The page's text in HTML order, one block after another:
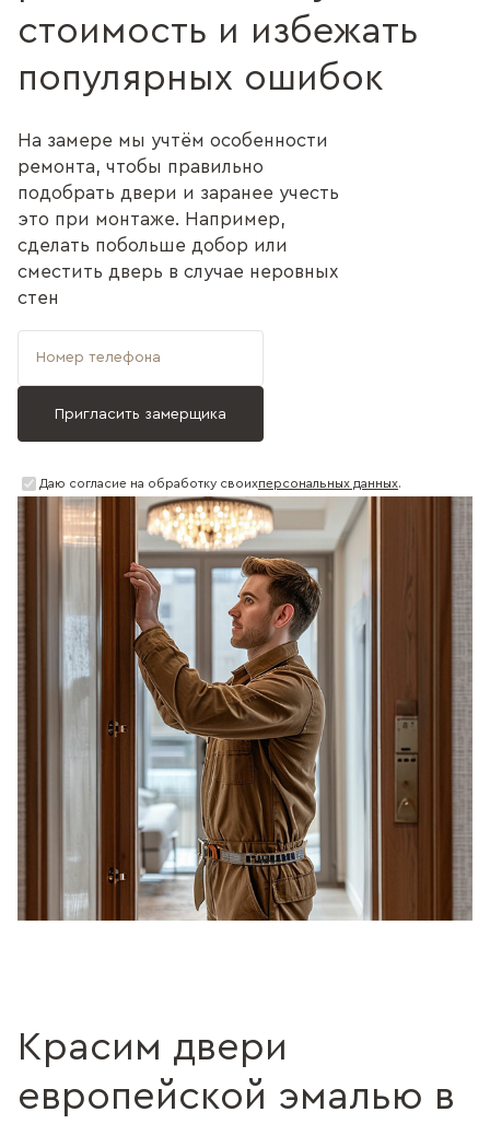
стоимость и избежать
популярных ошибок
На замере мы учтём особенности
ремонта, чтобы правильно
подобрать двери и заранее учесть
это при монтаже. Например,
сделать побольше добор или
сместить дверь в случае неровных
стен
Даю согласие на обработку своихперсональных данных.
Красим двери
европейской эмалью в